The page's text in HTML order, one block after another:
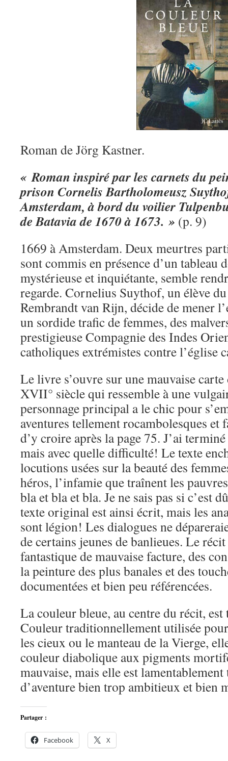
Roman de Jörg Kastner.
« Roman inspiré par les carnets du
prison Cornelis Bartholomeusz
Amsterdam, à bord du voilier
de Batavia de 1670 à 1673. » (p. 9)
1669 à Amsterdam. Deux meurtres
sont commis en présence d’un tableau
mystérieuse et inquiétante, semble
regarde. Cornelius Suythof, un élève
Rembrandt van Rijn, décide de mener
un sordide trafic de femmes, des
prestigieuse Compagnie des Indes
catholiques extrémistes contre l’église
Le livre s’ouvre sur une mauvaise carte
XVII° siècle qui ressemble à une
personnage principal a le chic pour
aventures tellement rocambolesques et
d’y croire après la page 75. J’ai
mais avec quelle difficulté! Le texte
locutions usées sur la beauté des
héros, l’infamie que traînent les
bla et bla et bla. Je ne sais pas si c’est
texte original est ainsi écrit, mais les
sont légion! Les dialogues ne
de certains jeunes de banlieues. Le
fantastique de mauvaise facture, des
la peinture des plus banales et des
documentées et bien peu référencées.
La couleur bleue, au centre du récit,
Couleur traditionnellement utilisée
les cieux ou le manteau de la Vierge,
couleur diabolique aux pigments
mauvaise, mais elle est
d’aventure bien trop ambitieux et bien
Partager :
Facebook X